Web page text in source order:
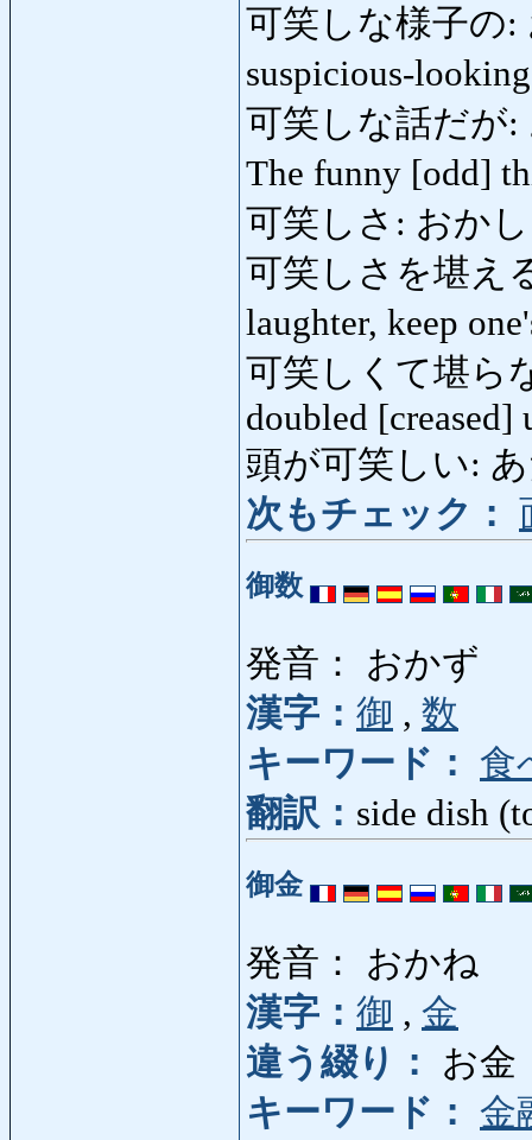
可笑しな様子の:
suspicious-
可笑しな話だが:
The funny [odd]
可笑しさ: おかし
可笑しさを堪え
laughter, keep
可笑しくて堪ら
doubled [creased]
頭が可笑しい:
次もチェック：
御数
発音： おかず
漢字： 御 , 数
キーワード：
食
翻訳： side dish
御金
発音： おかね
漢字： 御 , 金
違う綴り：
お金
キーワード： 金